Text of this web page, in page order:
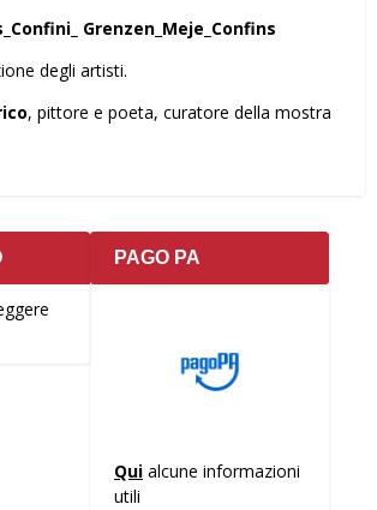
Grenzen Meje_Confins
degli artisti.
, pittore e poeta, curatore della mostra
PAGO PA
Qui alcune informazioni
utili